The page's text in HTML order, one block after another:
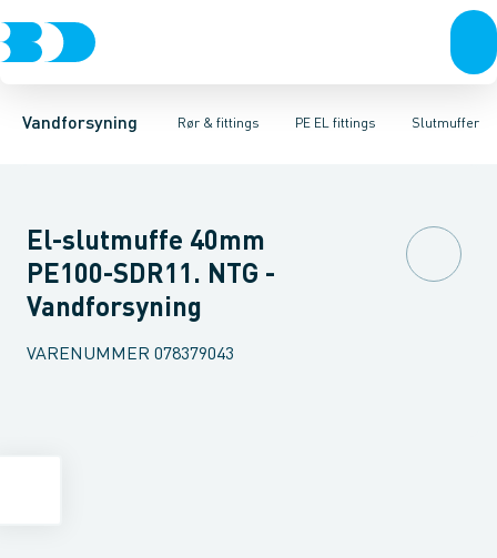
Vandforsyning Rør & fittings
Rør & fittingsKoblinger & anboringerMuffer, klemmer &
PE EL fittings
PE rørPE EL fittingsPE fittings Duktiljern fittings Slutmuffer
VinklerT-stykker SvejsemufferReduktionerAnboringssadler-
El-slutmuffe 40mm
PE100-SDR11. NTG -
Vandforsyning
VARENUMMER 078379043